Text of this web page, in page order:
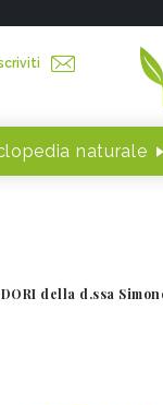
naturale
della d.ssa